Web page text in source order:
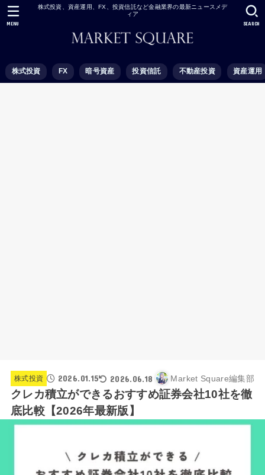
株式投資、資産運用、FX、投資信託など金融業界の最新ニュースメデ
ィア
株式投資 FX 暗号資産 投資信託 不動産投資 資産運用
SEARCH
MENU
株式投資 2026.01.15 2026.06.18 Market Square編集部
クレカ積立ができるおすすめ証券会社10社を徹
底比較【2026年最新版】